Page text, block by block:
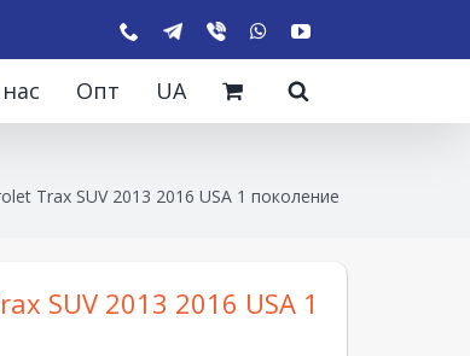
Опт UA
Trax SUV 2013 2016 USA 1 поколение
SUV 2013 2016 USA 1